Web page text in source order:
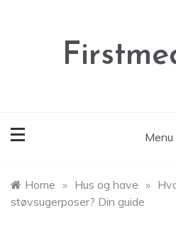
Menu
Home » Hus og have »
støvsugerposer? Din guide